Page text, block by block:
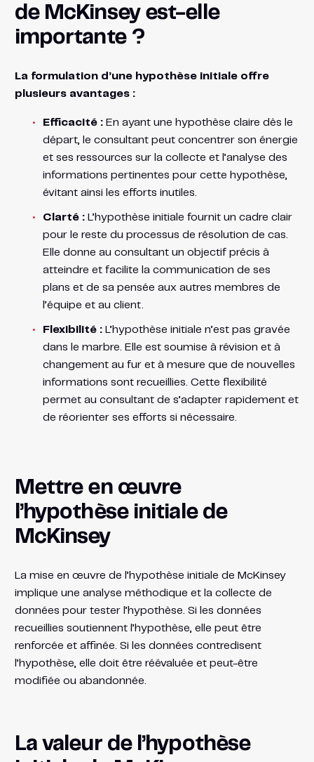
de McKinsey est-elle
importante ?
La formulation d’une hypothèse initiale offre
plusieurs avantages :
Efficacité :En ayant une hypothèse claire dès le
départ, le consultant peut concentrer son énergie
et ses ressources sur la collecte et l’analyse des
informations pertinentes pour cette hypothèse,
évitant ainsi les efforts inutiles.
Clarté :L’hypothèse initiale fournit un cadre clair
pour le reste du processus de résolution de cas.
Elle donne au consultant un objectif précis à
atteindre et facilite la communication de ses
plans et de sa pensée aux autres membres de
l’équipe et au client.
Flexibilité :L’hypothèse initiale n’est pas gravée
dans le marbre. Elle est soumise à révision et à
changement au fur et à mesure que de nouvelles
informations sont recueillies. Cette flexibilité
permet au consultant de s’adapter rapidement et
de réorienter ses efforts si nécessaire.
Mettre en œuvre
l’hypothèse initiale de
McKinsey
La mise en œuvre de l’hypothèse initiale de McKinsey
implique une analyse méthodique et la collecte de
données pour tester l’hypothèse. Si les données
recueillies soutiennent l’hypothèse, elle peut être
renforcée et affinée. Si les données contredisent
l’hypothèse, elle doit être réévaluée et peut-être
modifiée ou abandonnée.
La valeur de l’hypothèse